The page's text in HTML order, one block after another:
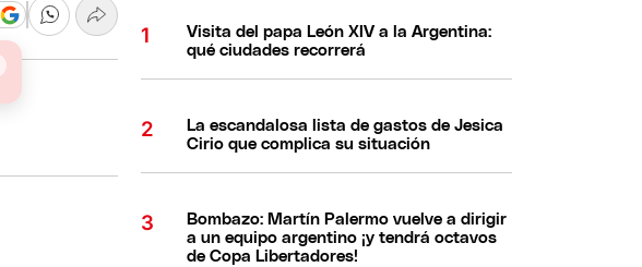
Visita del papa León XIV a la Argentina:
qué ciudades recorrerá
La escandalosa lista de gastos de Jesica
Cirio que complica su situación
Bombazo: Martín Palermo vuelve a dirigir
a un equipo argentino ¡y tendrá octavos
de Copa Libertadores!